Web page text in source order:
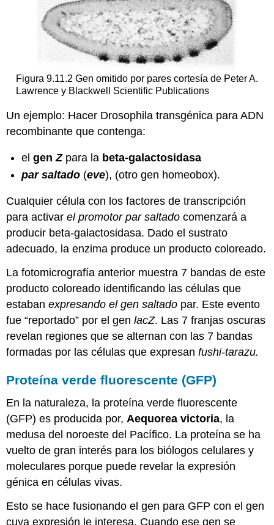
Figura 9.11.2 Gen omitido por pares cortesía de Peter A.
Lawrence y Blackwell Scientific Publications
Un ejemplo: Hacer Drosophila transgénica para ADN
recombinante que contenga:
elgenZpara la beta-galactosidasa
par saltado (eve), (otro gen homeobox).
Cualquier célula con los factores de transcripción
para activarel promotor par saltado comenzará a
producir beta-galactosidasa. Dado el sustrato
adecuado, la enzima produce un producto coloreado.
La fotomicrografía anterior muestra 7 bandas de este
producto coloreado identificando las células que
estabanexpresando el gen saltado par. Este evento
fue “reportado” por el genlacZ. Las 7 franjas oscuras
revelan regiones que se alternan con las 7 bandas
formadas por las células que expresanfushi-tarazu.
Proteína verde fluorescente (GFP)
En la naturaleza, la proteína verde fluorescente
(GFP) es producida por,Aequorea victoria, la
medusa del noroeste del Pacífico. La proteína se ha
vuelto de gran interés para los biólogos celulares y
moleculares porque puede revelar la expresión
génica en células vivas.
Esto se hace fusionando el gen para GFP con el gen
cuya expresión le interesa. Cuando ese gen se